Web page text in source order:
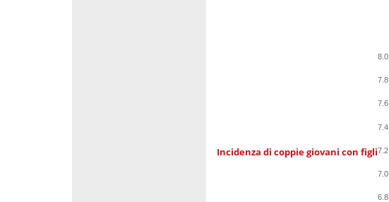
Incidenza di coppie giovani con figli
6.8
7.0
7.2
7.4
7.6
7.8
8.0